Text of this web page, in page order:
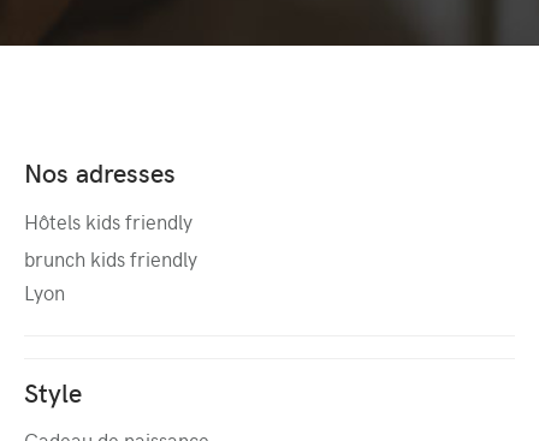
Nos adresses
Hôtels kids friendly
brunch kids friendly
Lyon
Style